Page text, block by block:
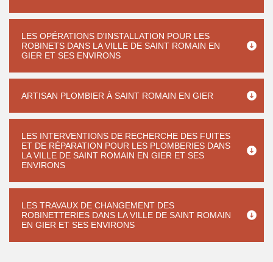
LES OPÉRATIONS D'INSTALLATION POUR LES
ROBINETS DANS LA VILLE DE SAINT ROMAIN EN
GIER ET SES ENVIRONS
ARTISAN PLOMBIER À SAINT ROMAIN EN GIER
LES INTERVENTIONS DE RECHERCHE DES FUITES
ET DE RÉPARATION POUR LES PLOMBERIES DANS
LA VILLE DE SAINT ROMAIN EN GIER ET SES
ENVIRONS
LES TRAVAUX DE CHANGEMENT DES
ROBINETTERIES DANS LA VILLE DE SAINT ROMAIN
EN GIER ET SES ENVIRONS